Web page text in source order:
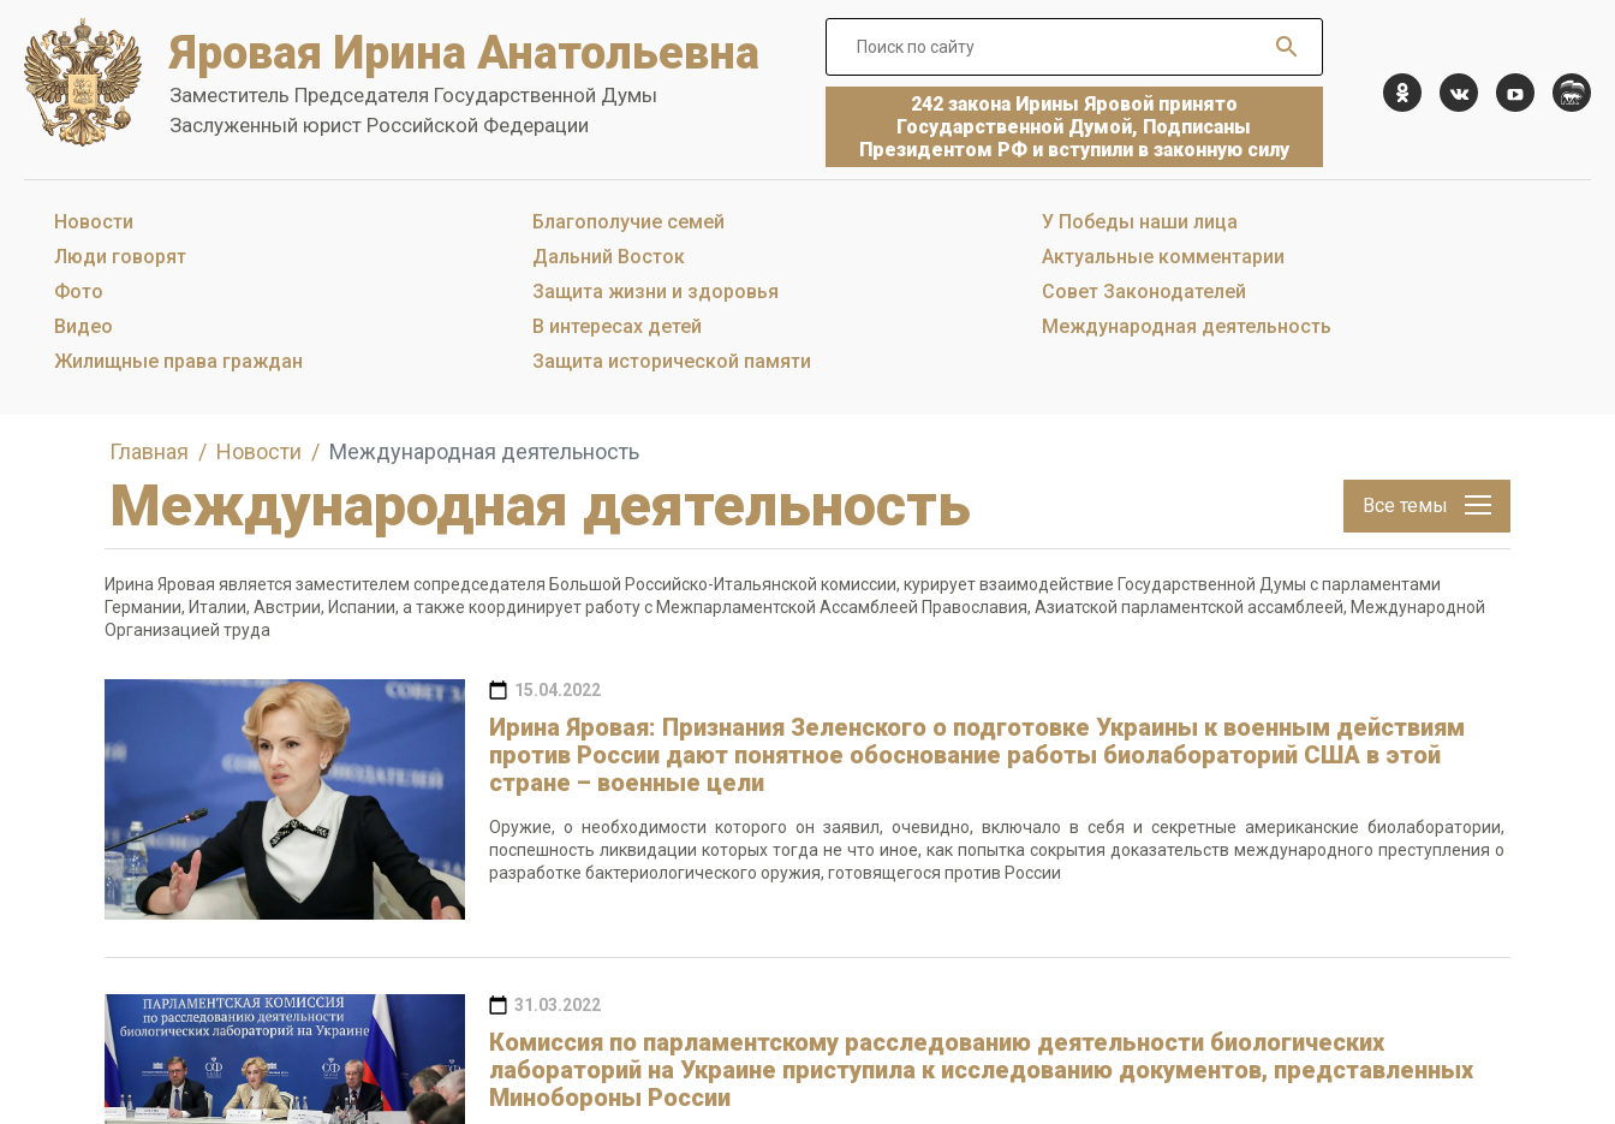
Яровая Ирина Анатольевна
Заместитель Председателя Государственной Думы
Заслуженный юрист Российской Федерации
242 закона Ирины Яровой принято
Государственной Думой, Подписаны
Президентом РФ и вступили в законную силу
Новости
Люди говорят
Фото
Видео
Жилищные права граждан
Благополучие семей
Дальний Восток
Защита жизни и здоровья
В интересах детей
Защита исторической памяти
У Победы наши лица
Актуальные комментарии
Совет Законодателей
Международная деятельность
Главная Новости Международная деятельность
Международная деятельность Все темы
Ирина Яровая является заместителем сопредседателя Большой Российско-Итальянской комиссии, курирует взаимодействие Государственной Думы с парламентами
Германии, Италии, Австрии, Испании, а также координирует работу с Межпарламентской Ассамблеей Православия, Азиатской парламентской ассамблеей, Международной
Организацией труда
15.04.2022
Ирина Яровая: Признания Зеленского о подготовке Украины к военным действиям
против России дают понятное обоснование работы биолабораторий США в этой
стране – военные цели
Оружие, о необходимости которого он заявил, очевидно, включало в себя и секретные американские биолаборатории,
поспешность ликвидации которых тогда не что иное, как попытка сокрытия доказательств международного преступления о
разработке бактериологического оружия, готовящегося против России
31.03.2022
Комиссия по парламентскому расследованию деятельности биологических
лабораторий на Украине приступила к исследованию документов, представленных
Минобороны России